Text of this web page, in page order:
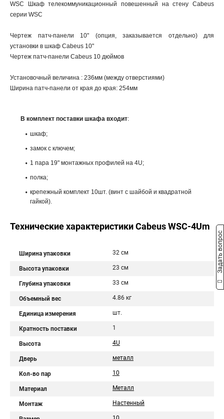
WSC Шкаф телекоммуникационный повешенный на стену Cabeus
серии WSC
Чертеж патч-панели 10" (опция, заказывается отдельно) для
установки в шкаф Cabeus 10"
Чертеж патч-панели Cabeus 10 дюймов
Установочный величина : 236мм (между отверстиями)
Ширина патч-панели от края до края: 254мм
В комплект поставки шкафа входит:
шкаф;
замок с ключем;
1 пара 19" монтажных профилей на 4U;
полка;
крепежный комплект 10шт. (винт с шайбой и квадратной
гайкой).
Технические характеристики Cabeus WSC-4Um
Ширина упаковки 32 см
Высота упаковки 23 см
Глубина упаковки 33 см
Объемный вес 4.86 кг
Единица измерения шт.
Кратность поставки 1
Высота 4U
Дверь металл
Кол-во пар 10
Материал Металл
Монтаж Настенный
Задать вопрос